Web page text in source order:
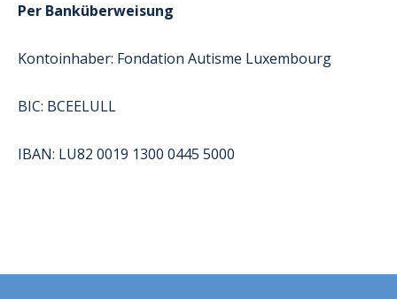
Per Banküberweisung
Kontoinhaber: Fondation Autisme Luxembourg
BIC: BCEELULL
IBAN: LU82 0019 1300 0445 5000